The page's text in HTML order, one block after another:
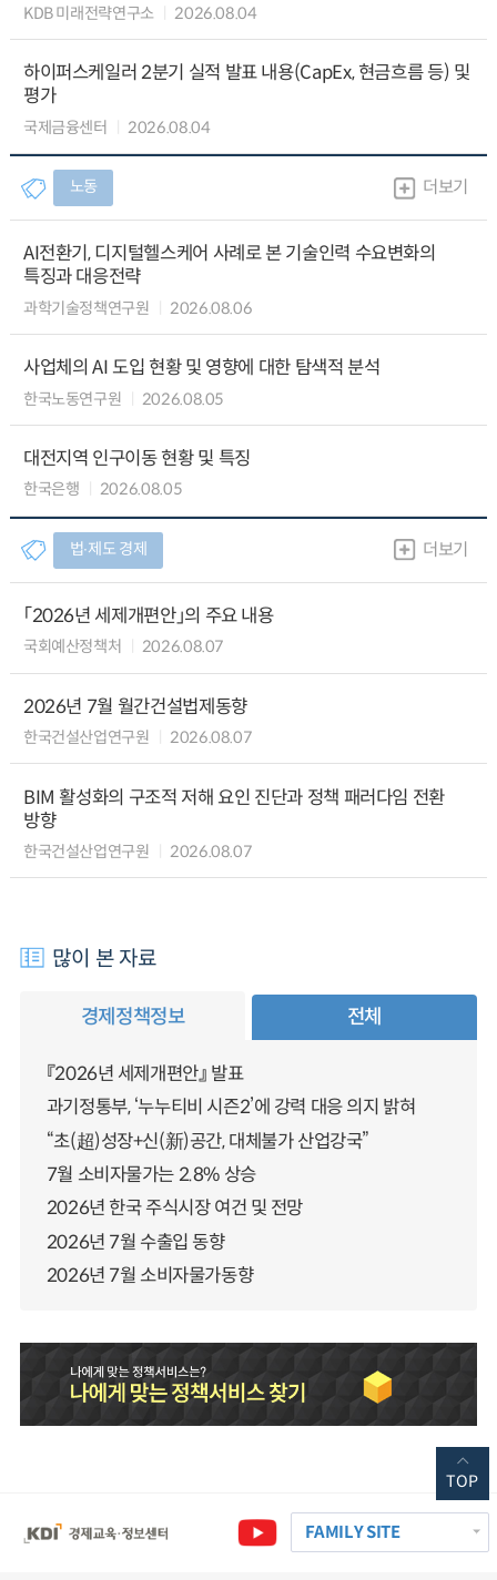
KDB 미래전략연구소 2026.08.04
하이퍼스케일러 2분기 실적 발표 내용(CapEx, 현금흐름 등) 및
평가
국제금융센터 2026.08.04
노동 더보기
AI전환기, 디지털헬스케어 사례로 본 기술인력 수요변화의
특징과 대응전략
과학기술정책연구원 2026.08.06
사업체의 AI 도입 현황 및 영향에 대한 탐색적 분석
한국노동연구원 2026.08.05
대전지역 인구이동 현황 및 특징
한국은행 2026.08.05
법∙제도 경제 더보기
「2026년 세제개편안」의 주요 내용
국회예산정책처 2026.08.07
2026년 7월 월간건설법제동향
한국건설산업연구원 2026.08.07
BIM 활성화의 구조적 저해 요인 진단과 정책 패러다임 전환
방향
한국건설산업연구원 2026.08.07
많이 본 자료
경제정책정보 전체
『2026년 세제개편안』 발표
과기정통부, ‘누누티비 시즌2’에 강력 대응 의지 밝혀
“초(超)성장+신(新)공간, 대체불가 산업강국”
7월 소비자물가는 2.8% 상승
2026년 한국 주식시장 여건 및 전망
2026년 7월 수출입 동향
2026년 7월 소비자물가동향
FAMILY SITE
TOP